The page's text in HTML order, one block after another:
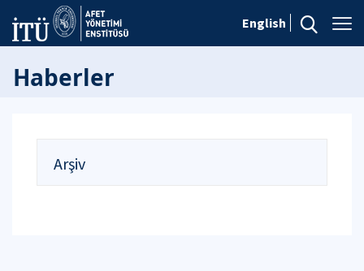
English
Haberler
Arşiv